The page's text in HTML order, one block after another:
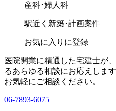
産科･婦人科
駅近く 新築･計画案件
お気に入りに登録
医院開業に精通した宅建士が、
るあらゆる相談にお応えします
お気軽にご相談ください。
06-7893-6075